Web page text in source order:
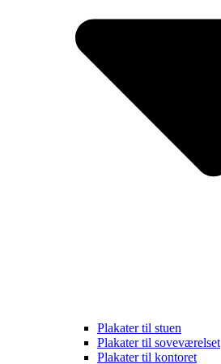
Plakater til stuen
Plakater til soveværelset
Plakater til kontoret